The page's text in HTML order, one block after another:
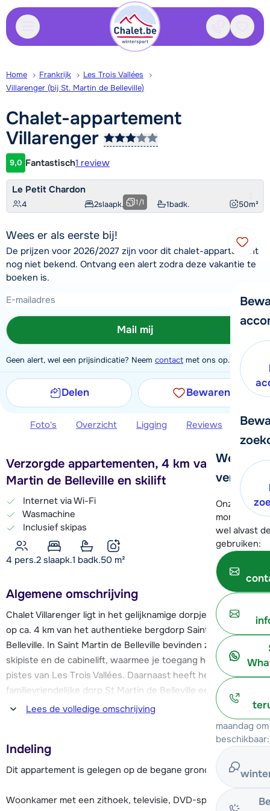
Contact
We
verder!
Onze
moment
wel alvast
gebruiken:
maandag
beschikbaar:
Home Frankrijk
Les Trois Vallées
Villarenger (bij St. Martin de Belleville)
Chalet-appartement
Villarenger
Klantwaardering
9,0 Fantastisch1 review
Le Petit Chardon
4 2slaapk. 1badk. 50m²
1/1
Wees er als eerste bij!
De prijzen voor 2026/2027 zijn voor dit chalet-appartement
nog niet bekend. Ontvang een alert zodra deze vakantie te
boeken is.
Mail mij
Geen alert, wel een prijsindicatie? Neem contact met ons op.
Delen Bewaren
Foto's Overzicht Ligging Reviews Extra
Verzorgde appartementen, 4 km van St.
Martin de Belleville en skilift
Internet via Wi-Fi
Wasmachine
Inclusief skipas
4 pers.2 slaapk.1 badk.50 m²
Algemene omschrijving
Chalet Villarenger ligt in het gelijknamige dorpje Villarenger,
op ca. 4 km van het authentieke bergdorp Saint Martin de
Belleville. In Saint Martin de Belleville bevinden zich de
skipiste en de cabinelift, waarmee je toegang hebt tot de
pistes van Les Trois Vallées. Daarnaast heeft het
familievriendelijke dorp St Martin de Belleville een gezellig
centrum met een aantal restaurants en bars, sportwinkels,
supermarkt en een kinderweide. Bij de cabinelift bevindt zich
Het chalet is onderverdeeld in twee appartementen, die
verzorgd en sfeervol zijn ingericht. Ze zijn voorzien van een
Wi-Fi internetverbinding en er is een gedeelde skiberging
Lees de volledige omschrijving
Indeling
Dit appartement is gelegen op de begane grond.
Woonkamer met een zithoek, televisie, DVD-speler, eettafel